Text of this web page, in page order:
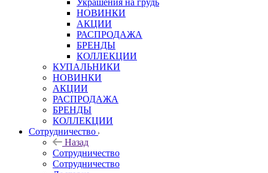
Украшения на грудь
НОВИНКИ
АКЦИИ
РАСПРОДАЖА
БРЕНДЫ
КОЛЛЕКЦИИ
КУПАЛЬНИКИ
НОВИНКИ
АКЦИИ
РАСПРОДАЖА
БРЕНДЫ
КОЛЛЕКЦИИ
Сотрудничество
Назад
Сотрудничество
Сотрудничество